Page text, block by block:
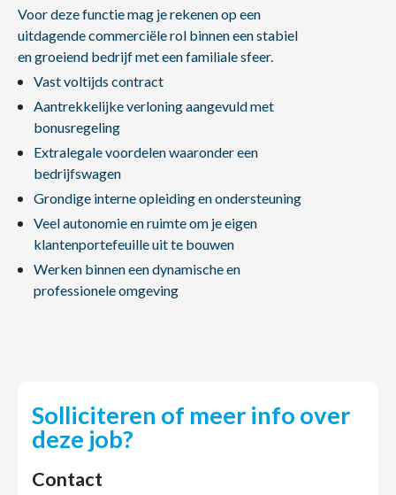
Voor deze functie mag je rekenen op een
uitdagende commerciële rol binnen een stabiel
en groeiend bedrijf met een familiale sfeer.
Vast voltijds contract
Aantrekkelijke verloning aangevuld met
bonusregeling
Extralegale voordelen waaronder een
bedrijfswagen
Grondige interne opleiding en ondersteuning
Veel autonomie en ruimte om je eigen
klantenportefeuille uit te bouwen
Werken binnen een dynamische en
professionele omgeving
Solliciteren of meer info over
deze job?
Contact